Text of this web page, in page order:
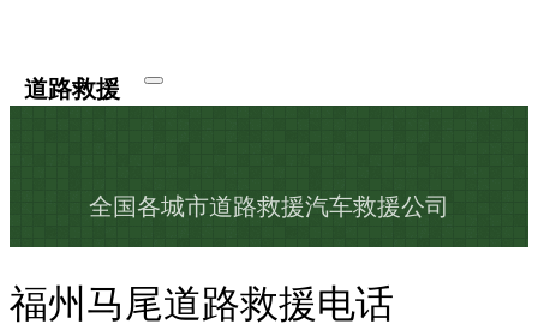
道路救援
全国各城市道路救援汽车救援公司
福州马尾道路救援电话